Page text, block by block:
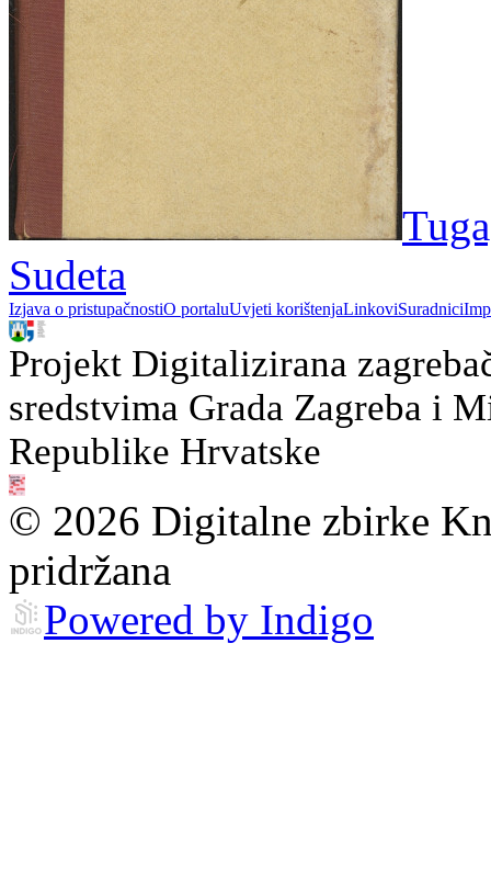
Sudeta
Izjava o pristupačnostiO portaluUvjeti korištenjaLinkoviSuradnici
Projekt Digitalizirana
sredstvima Grada Zagreba i
Republike Hrvatske
© 2026 Digitalne zbirke
pridržana
Powered by Indigo